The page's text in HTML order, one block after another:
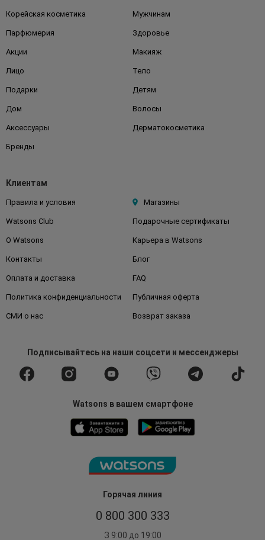
Горячая линия
0 800 300 333
З 9:00 до 19:00
Корейская косметика Мужчинам
Парфюмерия Здоровье
Акции Макияж
Лицо Тело
Подарки Детям
Дом Волосы
Аксессуары Дерматокосметика
Бренды
Клиентам
Правила и условия Магазины
Watsons Club Подарочные сертификаты
О Watsons Карьера в Watsons
Контакты Блог
Оплата и доставка FAQ
Политика конфиденциальности Публичная оферта
СМИ о нас Возврат заказа
Подписывайтесьна наши соцсети и мессенджеры
Watsons в вашем смартфоне